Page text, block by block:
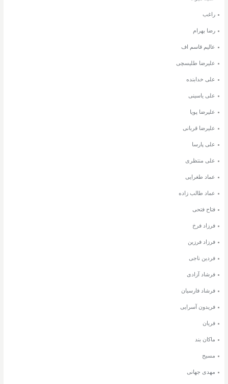
راغب
رضا بهرام
عالیم قاسم اف
علیرضا طلیسچی
علی خدابنده
علی یاسینی
علیرضا پویا
علیرضا قربانی
علی پارسا
علی منتظری
عماد طغرایی
عماد طالب زاده
فتاح فتحی
فرزاد فرخ
فرزاد فرزین
فردین ناجی
فرشاد آزادی
فرشاد فارسیان
فریدون آسرایی
فریان
ماکان بند
مسیح
مهدی جهانی